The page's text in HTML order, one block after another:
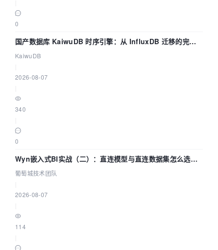
0
国产数据库 KaiwuDB 时序引擎：从 InfluxDB 迁移的完整
技术路径
KaiwuDB
2026-08-07
340
0
Wyn嵌入式BI实战（二）：直连模型与直连数据集怎么选，
参数为什么不生效？| 葡萄城技术团队
葡萄城技术团队
2026-08-07
114